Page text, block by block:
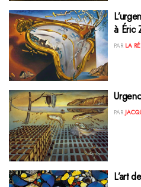
à Éric
PAR LA
PAR
L’art